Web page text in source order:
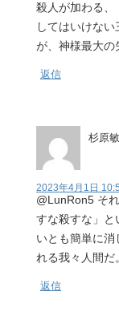
殺人が加わる、
してはいけな
が、神様最大の
返信
杉原
2023年4月1日
@LunRon5 そ
すな殺すな」と
いとも簡単に
れる我々人間だ。
返信